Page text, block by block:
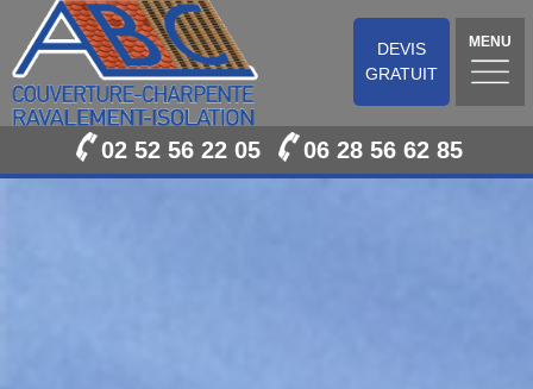
DEVIS
GRATUIT
MENU
02 52 56 22 05 06 28 56 62 85